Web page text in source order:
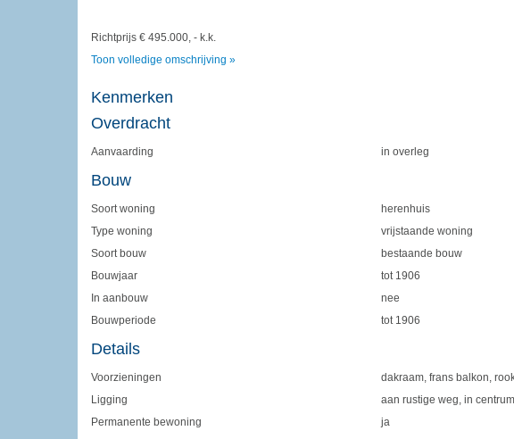
Richtprijs € 495.000, - k.k.
Toon volledige omschrijving »
Kenmerken
Overdracht
Aanvaarding in overleg
Bouw
Soort woning
herenhuis
Type woning
vrijstaande woning
Soort bouw
bestaande bouw
Bouwjaar
tot 1906
In aanbouw
nee
Bouwperiode
tot 1906
Details
Voorzieningen
dakraam, frans balkon,
Ligging
aan rustige weg, in centrum
Permanente bewoning
ja